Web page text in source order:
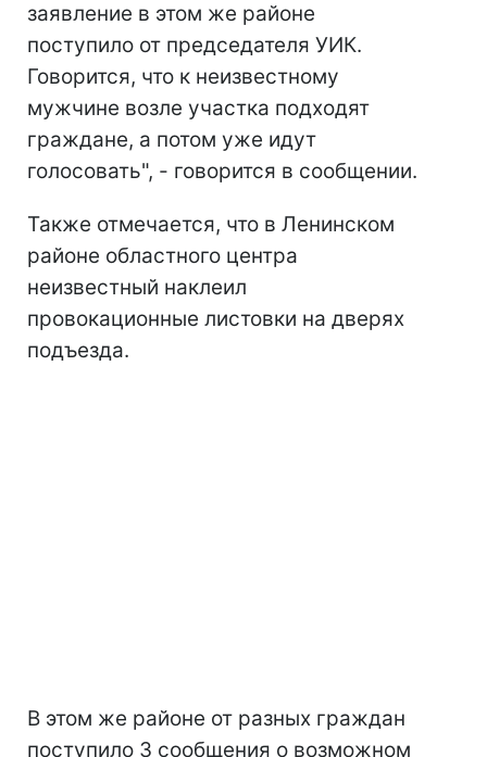
заявление в этом же районе
поступило от председателя УИК.
Говорится, что к неизвестному
мужчине возле участка подходят
граждане, а потом уже идут
голосовать", - говорится в сообщении.
Также отмечается, что в Ленинском
районе областного центра
неизвестный наклеил
провокационные листовки на дверях
подъезда.
В этом же районе от разных граждан
поступило 3 сообщения о возможном